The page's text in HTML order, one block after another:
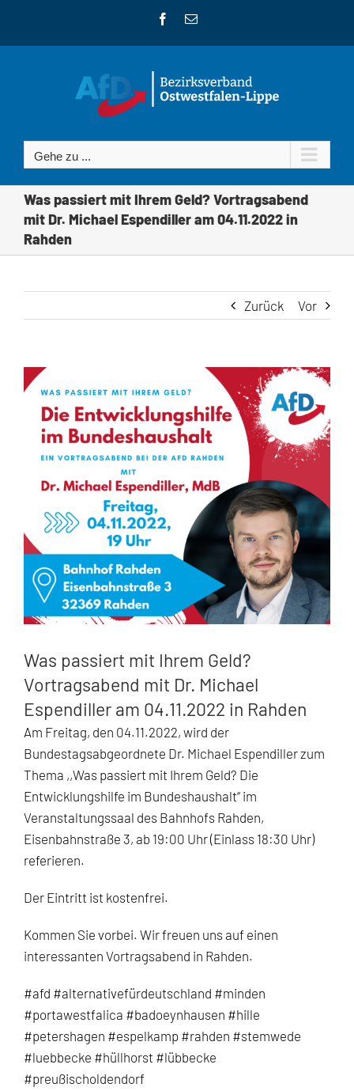
Facebook
E-
Gehe zu ...
Was passiert mit Ihrem Geld? Vortragsabend
mit Dr. Michael Espendiller am 04.11.2022 in
Rahden
Zurück Vor
Zeige
grösseres
Bild
Was passiert mit Ihrem Geld?
Vortragsabend mit Dr. Michael
Espendiller am 04.11.2022 in Rahden
Am Freitag, den 04.11.2022, wird der
Bundestagsabgeordnete Dr. Michael Espendiller zum
Thema ,,Was passiert mit Ihrem Geld? Die
Entwicklungshilfe im Bundeshaushalt“ im
Veranstaltungssaal des Bahnhofs Rahden,
Eisenbahnstraße 3, ab 19:00 Uhr (Einlass 18:30 Uhr)
referieren.
Der Eintritt ist kostenfrei.
Kommen Sie vorbei. Wir freuen uns auf einen
interessanten Vortragsabend in Rahden.
#afd #alternativefürdeutschland #minden
#portawestfalica #badoeynhausen #hille
#petershagen #espelkamp #rahden #stemwede
#luebbecke #hüllhorst #lübbecke
#preußischoldendorf